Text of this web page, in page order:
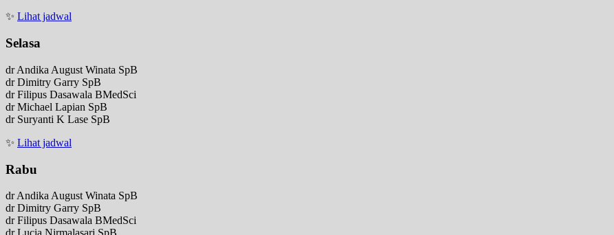
✨ Lihat jadwal
Selasa
dr Andika August Winata SpB
dr Dimitry Garry SpB
dr Filipus Dasawala BMedSci
dr Michael Lapian SpB
dr Suryanti K Lase SpB
✨ Lihat jadwal
Rabu
dr Andika August Winata SpB
dr Dimitry Garry SpB
dr Filipus Dasawala BMedSci